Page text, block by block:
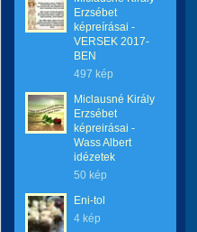
Erzsébet
képreírásai -
VERSEK 2017-
BEN
497 kép
Miclausné Király
Erzsébet
képreirásai -
Wass Albert
idézetek
50 kép
Eni-tol
4 kép